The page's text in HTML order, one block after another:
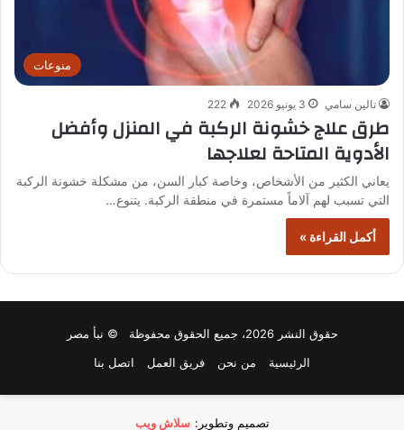
منوعات
تالين سامي 3 يونيو 2026 222
طرق علاج خشونة الركبة في المنزل وأفضل
الأدوية المتاحة لعلاجها
يعاني الكثير من الأشخاص، وخاصة كبار السن، من مشكلة خشونة الركبة
التي تسبب لهم آلاماً مستمرة في منطقة الركبة. يتنوع…
أكمل القراءة »
حقوق النشر 2026، جميع الحقوق محفوظة © نبأ مصر
الرئيسية
من نحن فريق العمل اتصل بنا
تصميم وتطوير: سلاش ويب